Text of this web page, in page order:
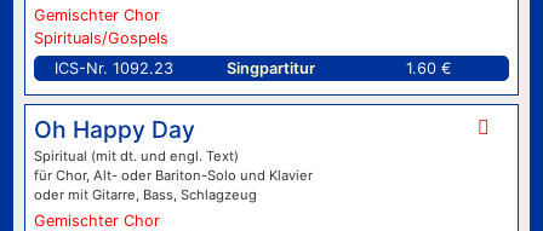
Gemischter Chor
Spirituals/Gospels
ICS-Nr. 1092.23
Singpartitur 1.60 €
Oh Happy Day
Spiritual (mit dt. und engl. Text)
für Chor, Alt- oder Bariton-Solo und Klavier
oder mit Gitarre, Bass, Schlagzeug
Gemischter Chor